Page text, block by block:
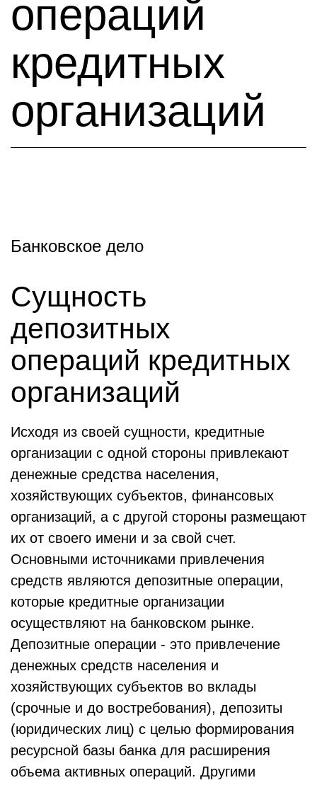
операций
кредитных
организаций
Банковское дело
Сущность
депозитных
операций кредитных
организаций
Исходя из своей сущности, кредитные
организации с одной стороны привлекают
денежные средства населения,
хозяйствующих субъектов, финансовых
организаций, а с другой стороны размещают
их от своего имени и за свой счет.
Основными источниками привлечения
средств являются депозитные операции,
которые кредитные организации
осуществляют на банковском рынке.
Депозитные операции - это привлечение
денежных средств населения и
хозяйствующих субъектов во вклады
(срочные и до востребования), депозиты
(юридических лиц) с целью формирования
ресурсной базы банка для расширения
объема активных операций. Другими